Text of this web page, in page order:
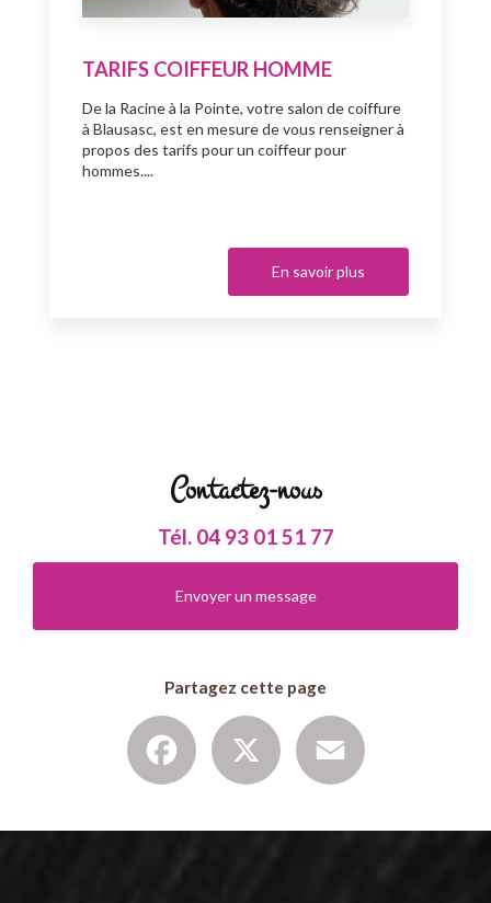
TARIFS COIFFEUR HOMME
De la Racine à la Pointe, votre salon de coiffure
à Blausasc, est en mesure de vous renseigner à
propos des tarifs pour un coiffeur pour
hommes....
En savoir plus
Contactez-nous
Tél. 04 93 01 51 77
Envoyer un message
Partagez cette page
Facebook